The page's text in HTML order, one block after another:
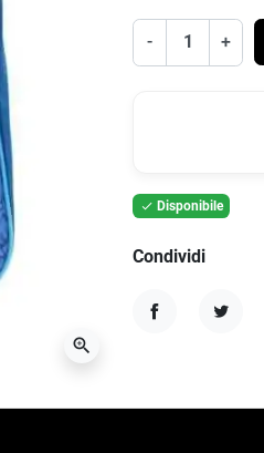
zoom_in
- +
 Disponibile
Condividi